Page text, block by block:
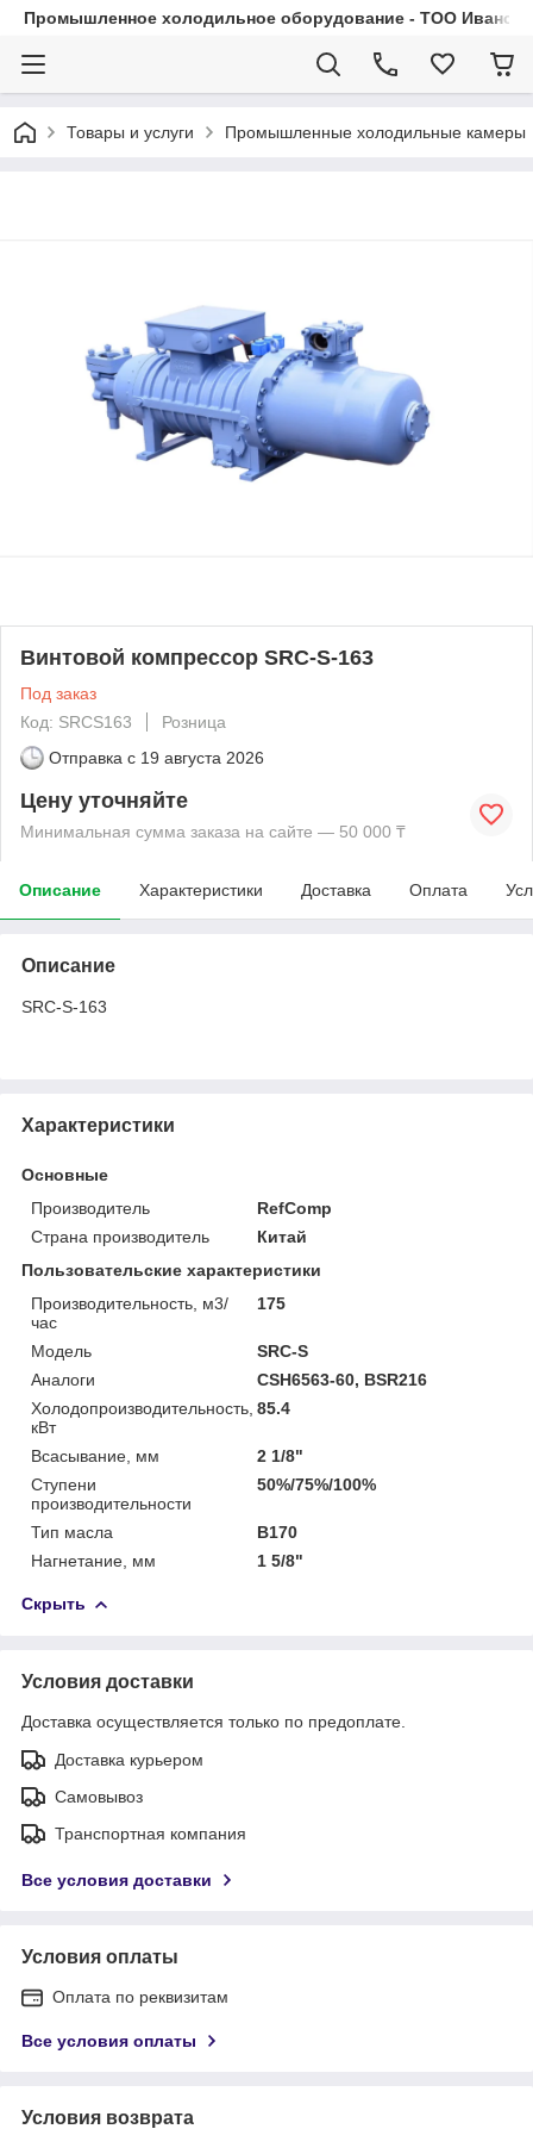
Промышленное холодильное оборудование - ТОО
Товары и услуги Промышленные холодильные камеры
Винтовой компрессор SRC-S-163
Под заказ
Код: SRCS163
Розница
Отправка с 19 августа 2026
Цену уточняйте
Минимальная сумма заказа на сайте — 50 000 ₸
Описание Характеристики Доставка Оплата
Описание
SRC-S-163
Характеристики
Основные
Производитель
RefComp
Страна производитель
Китай
Пользовательские характеристики
Производительность, м3/
час
175
Модель
SRC-S
Аналоги
CSH6563-60, BSR216
Холодопроизводительность,
кВт
85.4
Всасывание, мм
2 1/8"
Ступени
производительности
50%/75%/100%
Тип масла
B170
Нагнетание, мм
1 5/8"
Скрыть
Условия доставки
Доставка осуществляется только по предоплате.
Доставка курьером
Самовывоз
Транспортная компания
Все условия доставки
Условия оплаты
Оплата по реквизитам
Все условия оплаты
Условия возврата